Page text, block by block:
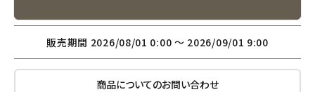
コラム・スタッフのおすすめ
販売期間 2026/08/01 0:00 〜 2026/09/01 9:00
商品についてのお問い合わせ